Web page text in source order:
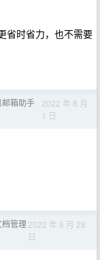
省时省力，也不需要
箱助手
2022 年 8 月
1 日
管理 2022 年 6 月 28
日